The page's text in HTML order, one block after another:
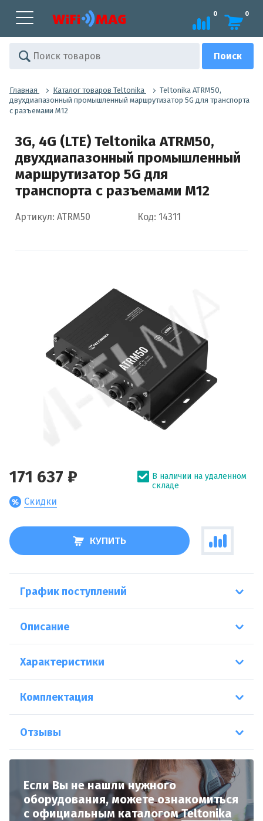
0 0
Главная Каталог товаров Teltonika
Teltonika ATRM50,
двухдиапазонный промышленный маршрутизатор 5G для транспорта
c разъемами M12
3G, 4G (LTE) Teltonika ATRM50,
двухдиапазонный промышленный
маршрутизатор 5G для
транспорта c разъемами M12
Артикул: ATRM50 Код: 14311
171 637 ₽
Скидки
В наличии на удаленном
складе
КУПИТЬ
График поступлений
Описание
Характеристики
Комплектация
Отзывы
Если Вы не нашли нужного
оборудования, можете ознакомиться
с официальным каталогомTeltonika